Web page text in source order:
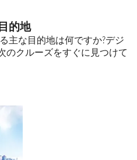
的地
主な目的地は何ですか?デジ
のクルーズをすぐに見つけて